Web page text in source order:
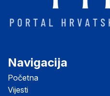
Navigacija
Početna
Vijesti